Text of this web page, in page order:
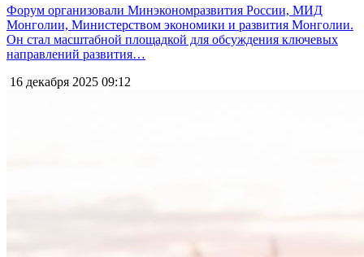
Форум организовали Минэкономразвития России, МИД
Монголии, Министерством экономики и развития Монголии.
Он стал масштабной площадкой для обсуждения ключевых
направлений развития…
16 декабря 2025 09:12